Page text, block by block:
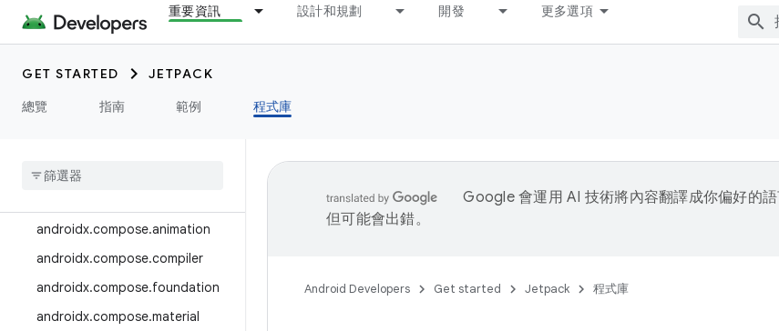
重要資訊 設計和規劃 開發 更多選項
GET STARTED
JETPACK
總覽
指南 範例 程式庫
androidx.camera.media3
androidx.car
androidx.car.app
androidx
androidx.compose.animation
androidx.compose.compiler
androidx.compose.foundation
androidx.compose.material
Google 會運用 AI 技術將內容翻譯成你偏好的語
但可能會出錯。
Android Developers Get started Jetpack 程式庫